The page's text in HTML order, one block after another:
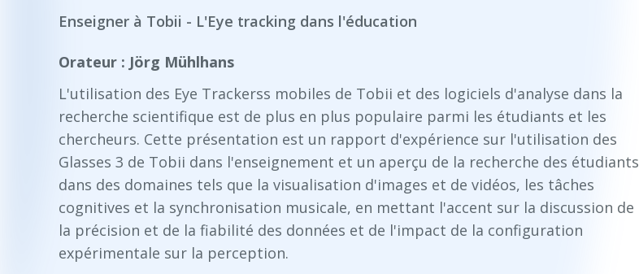
Enseigner à Tobii - L'Eye tracking dans l'éducation
Orateur : Jörg Mühlhans
L'utilisation des Eye Trackerss mobiles de Tobii et des logiciels d'analyse dans la
recherche scientifique est de plus en plus populaire parmi les étudiants et les
chercheurs. Cette présentation est un rapport d'expérience sur l'utilisation des
Glasses 3 de Tobii dans l'enseignement et un aperçu de la recherche des étudiants
dans des domaines tels que la visualisation d'images et de vidéos, les tâches
cognitives et la synchronisation musicale, en mettant l'accent sur la discussion de
la précision et de la fiabilité des données et de l'impact de la configuration
expérimentale sur la perception.